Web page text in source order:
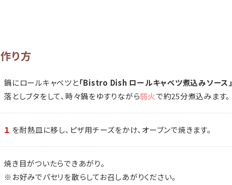
作り方
鍋にロールキャベツと「Bistro Dish ロールキャベツ煮込みソース」
落としブタをして､時々鍋をゆすりながら弱火で約25分煮込みます。
１ を耐熱皿に移し､ピザ用チーズをかけ、オーブンで焼きます。
焼き目がついたらできあがり。
※お好みでパセリを散らしてお召しあがりください。